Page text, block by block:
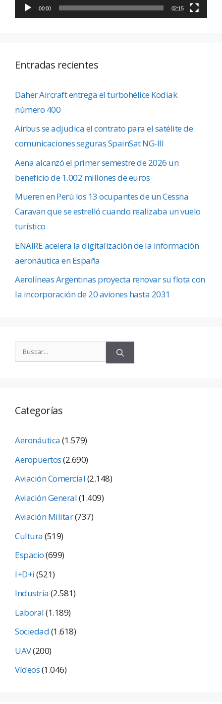
00:00 02:15
Entradas recientes
Daher Aircraft entrega el turbohélice Kodiak
número 400
Airbus se adjudica el contrato para el satélite de
comunicaciones seguras SpainSat NG-III
Aena alcanzó el primer semestre de 2026 un
beneficio de 1.002 millones de euros
Mueren en Perú los 13 ocupantes de un Cessna
Caravan que se estrelló cuando realizaba un vuelo
turístico
ENAIRE acelera la digitalización de la información
aeronáutica en España
Aerolíneas Argentinas proyecta renovar su flota con
la incorporación de 20 aviones hasta 2031
Categorías
Aeronáutica(1.579)
Aeropuertos(2.690)
Aviación Comercial(2.148)
Aviación General(1.409)
Aviación Militar(737)
Cultura(519)
Espacio(699)
I+D+i(521)
Industria(2.581)
Laboral(1.189)
Sociedad(1.618)
UAV(200)
Vídeos(1.046)